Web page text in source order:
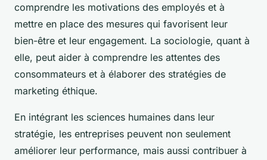
comprendre les motivations des employés et à
mettre en place des mesures qui favorisent leur
bien-être et leur engagement. La sociologie, quant à
elle, peut aider à comprendre les attentes des
consommateurs et à élaborer des stratégies de
marketing éthique.
En intégrant les sciences humaines dans leur
stratégie, les entreprises peuvent non seulement
améliorer leur performance, mais aussi contribuer à